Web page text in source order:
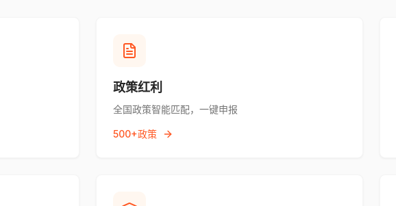
政策红利
全国政策智能匹配，一键申报
500+政策